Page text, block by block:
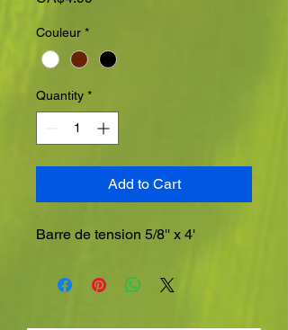
Couleur *
Quantity *
Add to Cart
Barre de tension 5/8'' x 4'